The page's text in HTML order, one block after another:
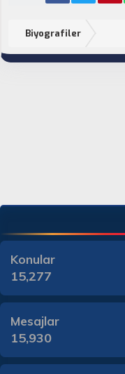
Biyografiler
Konular
15,277
Mesajlar
15,930